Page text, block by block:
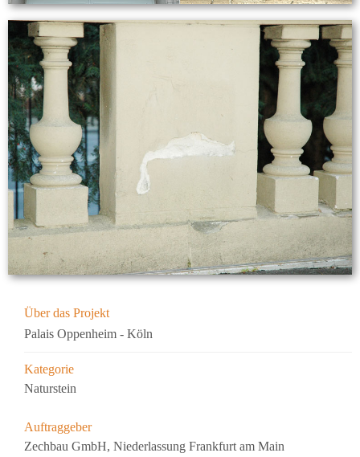
Über das Projekt
Palais Oppenheim - Köln
Kategorie
Naturstein
Auftraggeber
Zechbau GmbH, Niederlassung Frankfurt am Main